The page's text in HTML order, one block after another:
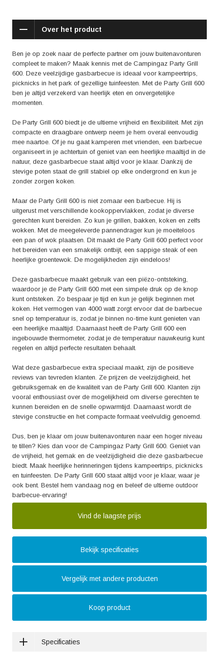
zodat je binnen no-time kunt genieten van een heerlijke maaltijd.
je de temperatuur nauwkeurig kunt regelen en altijd perfecte resultaten
behaalt.
Wat deze gasbarbecue extra speciaal maakt, zijn de positieve reviews
van tevreden klanten. Ze prijzen de veelzijdigheid, het gebruiksgemak
en de kwaliteit van de Party Grill 600. Klanten zijn vooral enthousiast
snelle opwarmtijd. Daarnaast wordt de stevige constructie en het
compacte formaat veelvuldig genoemd.
Dus, ben je klaar om jouw buitenavonturen naar een hoger niveau te
tillen? Kies dan voor de Campingaz Party Grill 600. Geniet van de
vrijheid, het gemak en de veelzijdigheid die deze gasbarbecue biedt.
Maak heerlijke herinneringen tijdens kampeertrips, picknicks en
Bestel hem vandaag nog en beleef de ultieme outdoor barbecue-
ervaring!
Over het product
Ben je op zoek naar de perfecte partner om jouw buitenavonturen
compleet te maken? Maak kennis met de Campingaz Party Grill
600. Deze veelzijdige gasbarbecue is ideaal voor kampeertrips,
picknicks in het park of gezellige tuinfeesten. Met de Party Grill 600
ben je altijd verzekerd van heerlijk eten en onvergetelijke
momenten.
De Party Grill 600 biedt je de ultieme vrijheid en flexibiliteit. Met zijn
compacte en draagbare ontwerp neem je hem overal eenvoudig
mee naartoe. Of je nu gaat kamperen met vrienden, een barbecue
organiseert in je achtertuin of geniet van een heerlijke maaltijd in de
natuur, deze gasbarbecue staat altijd voor je klaar. Dankzij de
stevige poten staat de grill stabiel op elke ondergrond en kun je
zonder zorgen koken.
Maar de Party Grill 600 is niet zomaar een barbecue. Hij is
uitgerust met verschillende kookoppervlakken, zodat je diverse
gerechten kunt bereiden. Zo kun je grillen, bakken, koken en zelfs
wokken. Met de meegeleverde pannendrager kun je moeiteloos
een pan of wok plaatsen. Dit maakt de Party Grill 600 perfect voor
het bereiden van een smakelijk ontbijt, een sappige steak of een
heerlijke groentewok. De mogelijkheden zijn eindeloos!
Deze gasbarbecue maakt gebruik van een piëzo-ontsteking,
waardoor je de Party Grill 600 met een simpele druk op de knop
kunt ontsteken. Zo bespaar je tijd en kun je gelijk beginnen met
koken. Het vermogen van 4000 watt zorgt ervoor dat de barbecue
snel op temperatuur is, zodat je binnen no-time kunt genieten van
een heerlijke maaltijd. Daarnaast heeft de Party Grill 600 een
ingebouwde thermometer, zodat je de temperatuur nauwkeurig kunt
regelen en altijd perfecte resultaten behaalt.
Wat deze gasbarbecue extra speciaal maakt, zijn de positieve
reviews van tevreden klanten. Ze prijzen de veelzijdigheid, het
gebruiksgemak en de kwaliteit van de Party Grill 600. Klanten zijn
vooral enthousiast over de mogelijkheid om diverse gerechten te
kunnen bereiden en de snelle opwarmtijd. Daarnaast wordt de
stevige constructie en het compacte formaat veelvuldig genoemd.
Dus, ben je klaar om jouw buitenavonturen naar een hoger niveau
te tillen? Kies dan voor de Campingaz Party Grill 600. Geniet van
de vrijheid, het gemak en de veelzijdigheid die deze gasbarbecue
biedt. Maak heerlijke herinneringen tijdens kampeertrips, picknicks
en tuinfeesten. De Party Grill 600 staat altijd voor je klaar, waar je
ook bent. Bestel hem vandaag nog en beleef de ultieme outdoor
barbecue-ervaring!
Vind de laagste prijs
Bekijk specificaties
Vergelijk met andere producten
Koop product
Specificaties